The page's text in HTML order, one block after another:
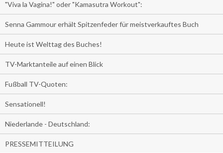
"Viva la Vagina!" oder "Kamasutra Workout":
Senna Gammour erhält Spitzenfeder für meistverkauftes Buch
Heute ist Welttag des Buches!
TV-Marktanteile auf einen Blick
Fußball TV-Quoten:
Sensationell!
Niederlande - Deutschland:
PRESSEMITTEILUNG